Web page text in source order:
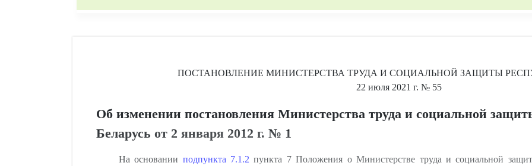
ПОСТАНОВЛЕНИЕ МИНИСТЕРСТВА ТРУДА И СОЦИАЛЬНОЙ ЗАЩИТЫ
22 июля 2021 г. № 55
Об изменении постановления Министерства труда и социальной
Беларусь от 2 января 2012 г. № 1
На основании подпункта 7.1.2 пункта 7 Положения о Министерстве труда и социальной